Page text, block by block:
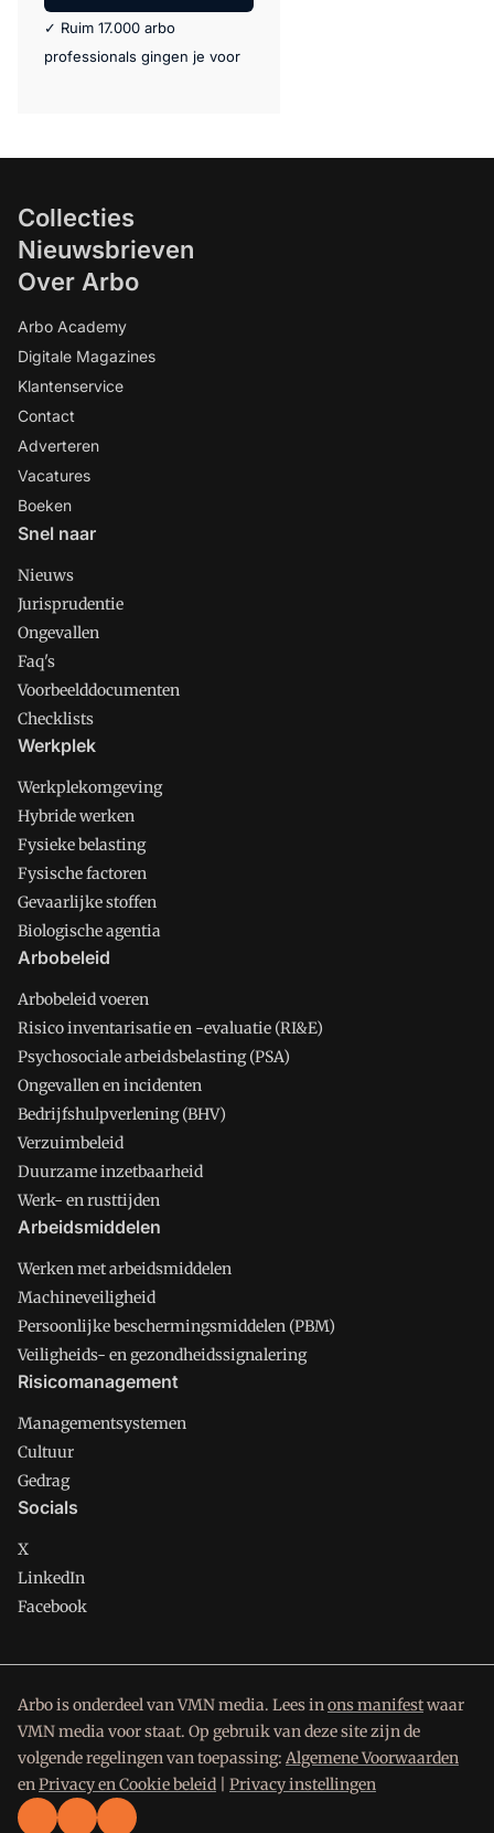
✓ Ruim 17.000 arbo
professionals gingen je voor
Collecties
Nieuwsbrieven
Over Arbo
Arbo Academy
Digitale Magazines
Klantenservice
Contact
Adverteren
Vacatures
Boeken
Snel naar
Nieuws
Jurisprudentie
Ongevallen
Faq's
Voorbeelddocumenten
Checklists
Werkplek
Werkplekomgeving
Hybride werken
Fysieke belasting
Fysische factoren
Gevaarlijke stoffen
Biologische agentia
Arbobeleid
Arbobeleid voeren
Risico inventarisatie en -evaluatie (RI&E)
Psychosociale arbeidsbelasting (PSA)
Ongevallen en incidenten
Bedrijfshulpverlening (BHV)
Verzuimbeleid
Duurzame inzetbaarheid
Werk- en rusttijden
Arbeidsmiddelen
Werken met arbeidsmiddelen
Machineveiligheid
Persoonlijke beschermingsmiddelen (PBM)
Veiligheids- en gezondheidssignalering
Risicomanagement
Managementsystemen
Cultuur
Gedrag
Socials
X
LinkedIn
Facebook
Arbo is onderdeel van VMN media. Lees inons manifestwaar
VMN media voor staat. Op gebruik van deze site zijn de
volgende regelingen van toepassing: Algemene Voorwaarden
enPrivacy en Cookie beleid Privacy instellingen